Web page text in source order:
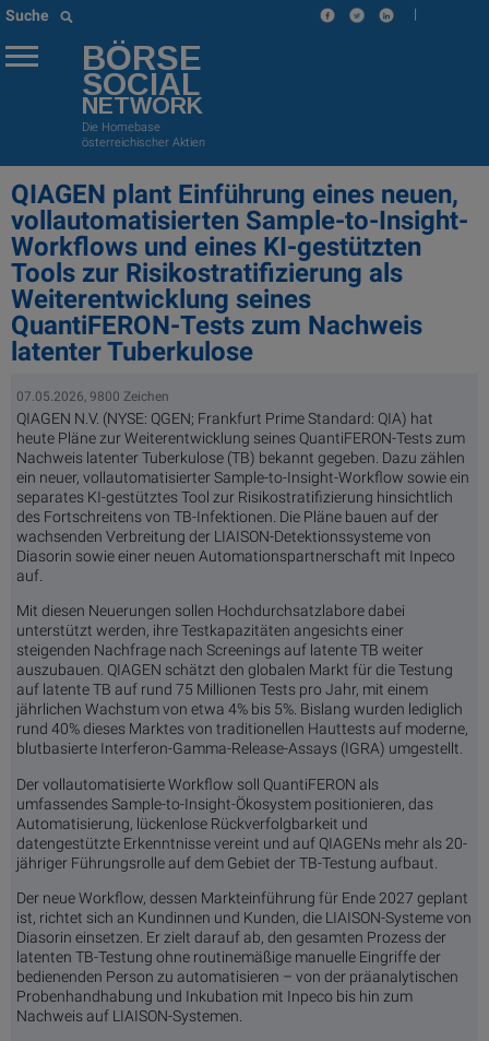
Suche |
BÖRSE
SOCIAL
NETWORK
Die Homebase
österreichischer Aktien
QIAGEN plant Einführung eines neuen,
vollautomatisierten Sample-to-Insight-
Workflows und eines KI-gestützten
Tools zur Risikostratifizierung als
Weiterentwicklung seines
QuantiFERON-Tests zum Nachweis
latenter Tuberkulose
07.05.2026, 9800 Zeichen
QIAGEN N.V. (NYSE: QGEN; Frankfurt Prime Standard: QIA) hat
heute Pläne zur Weiterentwicklung seines QuantiFERON-Tests zum
Nachweis latenter Tuberkulose (TB) bekannt gegeben. Dazu zählen
ein neuer, vollautomatisierter Sample-to-Insight-Workflow sowie ein
separates KI-gestütztes Tool zur Risikostratifizierung hinsichtlich
des Fortschreitens von TB-Infektionen. Die Pläne bauen auf der
wachsenden Verbreitung der LIAISON-Detektionssysteme von
Diasorin sowie einer neuen Automationspartnerschaft mit Inpeco
auf.
Mit diesen Neuerungen sollen Hochdurchsatzlabore dabei
unterstützt werden, ihre Testkapazitäten angesichts einer
steigenden Nachfrage nach Screenings auf latente TB weiter
auszubauen. QIAGEN schätzt den globalen Markt für die Testung
auf latente TB auf rund 75 Millionen Tests pro Jahr, mit einem
jährlichen Wachstum von etwa 4% bis 5%. Bislang wurden lediglich
rund 40% dieses Marktes von traditionellen Hauttests auf moderne,
blutbasierte Interferon-Gamma-Release-Assays (IGRA) umgestellt.
Der vollautomatisierte Workflow soll QuantiFERON als
umfassendes Sample-to-Insight-Ökosystem positionieren, das
Automatisierung, lückenlose Rückverfolgbarkeit und
datengestützte Erkenntnisse vereint und auf QIAGENs mehr als 20-
jähriger Führungsrolle auf dem Gebiet der TB-Testung aufbaut.
Der neue Workflow, dessen Markteinführung für Ende 2027 geplant
ist, richtet sich an Kundinnen und Kunden, die LIAISON-Systeme von
Diasorin einsetzen. Er zielt darauf ab, den gesamten Prozess der
latenten TB-Testung ohne routinemäßige manuelle Eingriffe der
bedienenden Person zu automatisieren – von der präanalytischen
Probenhandhabung und Inkubation mit Inpeco bis hin zum
Nachweis auf LIAISON-Systemen.